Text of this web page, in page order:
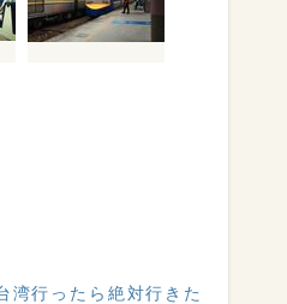
湾行ったら絶対行きた